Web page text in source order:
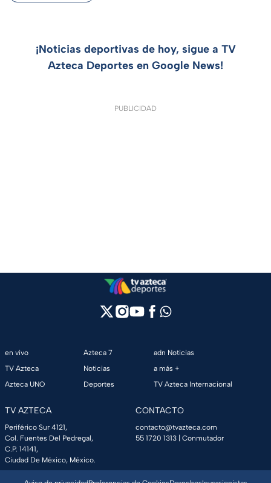
¡Noticias deportivas de hoy, sigue a TV
Azteca Deportes en Google News!
PUBLICIDAD
en vivo
TV Azteca
Azteca UNO
Azteca 7
Noticias
Deportes
adn Noticias
a más +
TV Azteca Internacional
TV AZTECA
Periférico Sur 4121,
Col. Fuentes Del Pedregal,
C.P. 14141,
Ciudad De México, México.
CONTACTO
contacto@tvazteca.com
55 1720 1313 | Conmutador